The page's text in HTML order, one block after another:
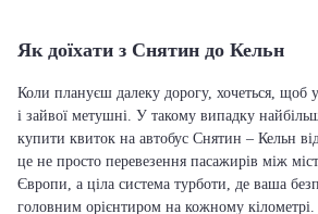
Як доїхати з Снятин до Кельн
Коли плануєш далеку дорогу, хочеться, щоб
і зайвої метушні. У такому випадку
купити квиток на автобус Снятин – Кельн
це не просто перевезення пасажирів між
Європи, а ціла система турботи, де ваша
головним орієнтиром на кожному кілометрі.